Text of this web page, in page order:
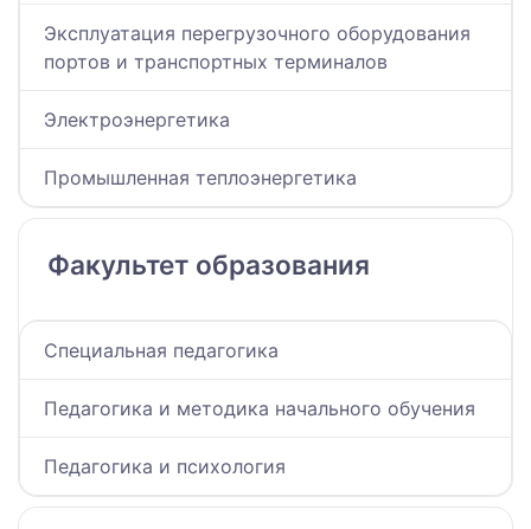
Эксплуатация перегрузочного оборудования
портов и транспортных терминалов
Электроэнергетика
Промышленная теплоэнергетика
Факультет образования
Специальная педагогика
Педагогика и методика начального обучения
Педагогика и психология